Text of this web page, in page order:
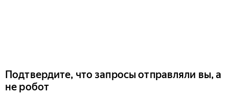
Подтвердите, что запросы отправляли вы, а
не робот